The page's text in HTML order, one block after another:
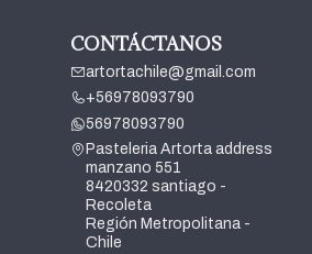
CONTÁCTANOS
artortachile@gmail.com
+56978093790
56978093790
Pasteleria Artorta address
manzano 551
8420332 santiago -
Recoleta
Región Metropolitana -
Chile